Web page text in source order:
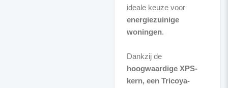
ideale keuze voor
energiezuinige
woningen.
Dankzij de
hoogwaardige XPS-
kern, een Tricoya-